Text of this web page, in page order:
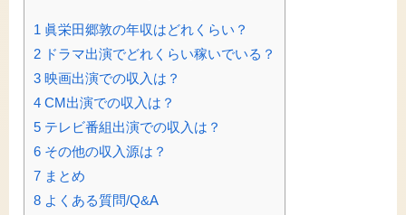
1 眞栄田郷敦の年収はどれくらい？
2 ドラマ出演でどれくらい稼いでいる？
3 映画出演での収入は？
4 CM出演での収入は？
5 テレビ番組出演での収入は？
6 その他の収入源は？
7 まとめ
8 よくある質問/Q&A